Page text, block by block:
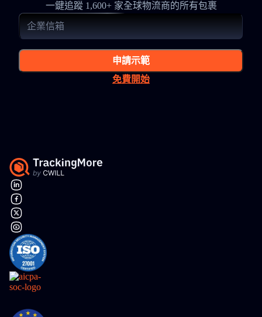
一鍵追蹤 1,600+ 家全球物流商的所有包裹
申請示範
免費開始